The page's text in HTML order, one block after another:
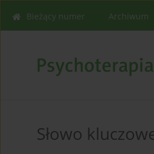
Bieżący numer Archiwum
Słowo